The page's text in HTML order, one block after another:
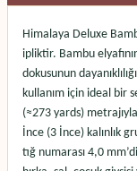
Himalaya Deluxe
ipliktir. Bambu
dokusunun
kullanım için ideal bir
(≈273 yards)
İnce (3 İnce) kalınlık
tığ numarası 4,0